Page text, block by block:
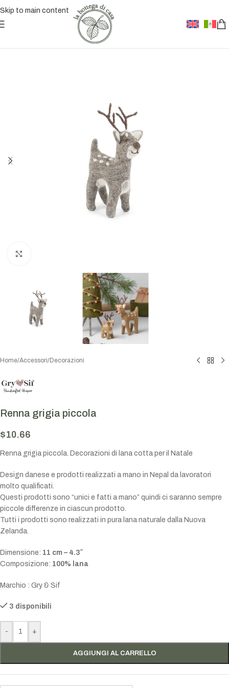
Skip to main content
Home/Accessori/Decorazioni
Renna grigia piccola
$10.66
Renna grigia piccola. Decorazioni di lana cotta per il Natale
Design danese e prodotti realizzati a mano in Nepal da lavoratori
molto qualificati.
Questi prodotti sono “unici e fatti a mano” quindi ci saranno sempre
piccole differenze in ciascun prodotto.
Tutti i prodotti sono realizzati in pura lana naturale dalla Nuova
Zelanda.
Dimensione: 11 cm – 4.3″
Composizione: 100% lana
Marchio : Gry & Sif
3 disponibili
- +
AGGIUNGI AL CARRELLO